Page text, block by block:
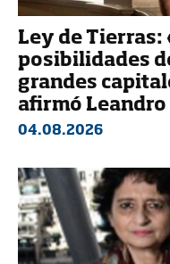
Ley de
posibilidades
grandes
afirmó
04.08.2026